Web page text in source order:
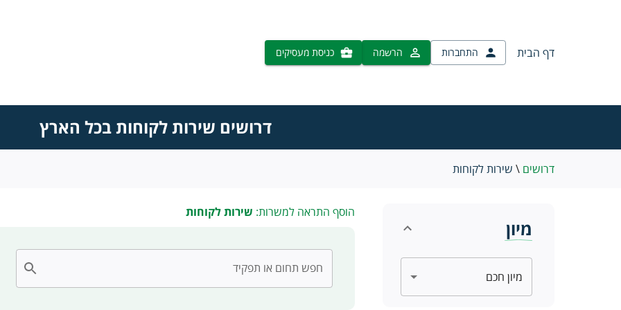
דף הבית התחברות הרשמה כניסת מעסיקים
דרושים שירות לקוחות בכל הארץ
דרושים \ שירות לקוחות
מיון
הוסף התראה למשרות: שירות לקוחות
חפש תחום או תפקיד